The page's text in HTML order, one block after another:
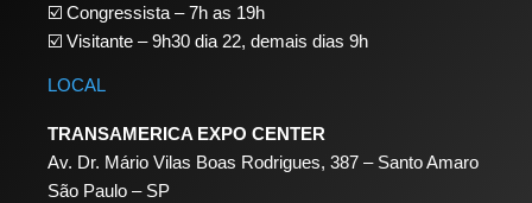
☑️ Congressista – 7h as 19h
☑️ Visitante – 9h30 dia 22, demais dias 9h
LOCAL
TRANSAMERICA EXPO CENTER
Av. Dr. Mário Vilas Boas Rodrigues, 387 – Santo Amaro
São Paulo – SP